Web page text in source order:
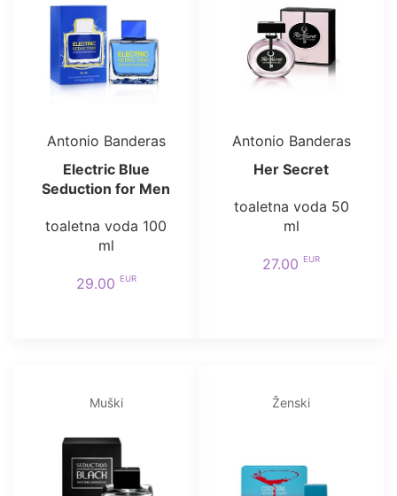
Antonio Banderas
Electric Blue
Seduction for Men
toaletna voda 100
ml
29.00 EUR
Antonio Banderas
Her Secret
toaletna voda 50
ml
27.00 EUR
Muški Ženski